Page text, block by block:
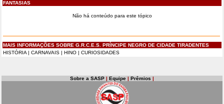
FANTASIAS
Não há conteúdo para este tópico
MAIS INFORMAÇÕES SOBRE G.R.C.E.S. PRÍNCIPE NEGRO DE CIDADE TIRADENTES
HISTÓRIA | CARNAVAIS | HINO | CURIOSIDADES
Sobre a SASP | Equipe | Prêmios |